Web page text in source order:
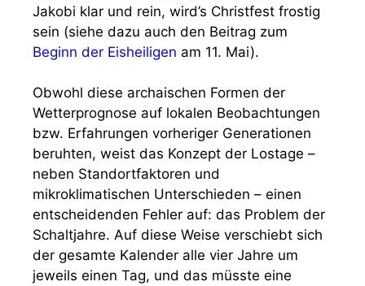
Jakobi klar und rein, wird’s Christfest frostig
sein (siehe dazu auch den Beitrag zum
Beginn der Eisheiligen am 11. Mai).
Obwohl diese archaischen Formen der
Wetterprognose auf lokalen Beobachtungen
bzw. Erfahrungen vorheriger Generationen
beruhten, weist das Konzept der Lostage –
neben Standortfaktoren und
mikroklimatischen Unterschieden – einen
entscheidenden Fehler auf: das Problem der
Schaltjahre. Auf diese Weise verschiebt sich
der gesamte Kalender alle vier Jahre um
jeweils einen Tag, und das müsste eine